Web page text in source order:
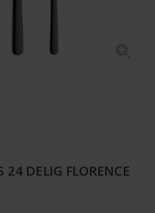
24 DELIG FLORENCE